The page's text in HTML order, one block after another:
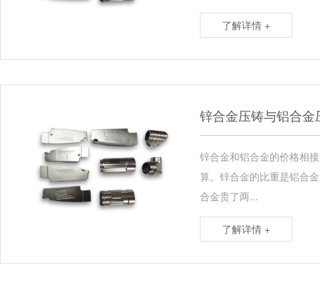
了解详情 +
锌合金压铸与铝合金
锌合金和铝合金的价格相
算。锌合金的比重是铝合
合金贵了两...
了解详情 +